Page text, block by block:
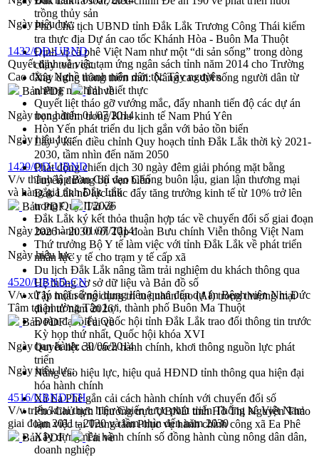
trồng thủy sản
Phó Chủ tịch UBND tỉnh Đắk Lắk Trương Công Thái kiểm
tra thực địa Dự án cao tốc Khánh Hòa - Buôn Ma Thuột
Định vị cà phê Việt Nam như một “di sản sống” trong dòng
chảy toàn cầu
Xây dựng nông thôn mới: Nâng cao đời sống người dân từ
những mô hình thiết thực
Quyết liệt tháo gỡ vướng mắc, đẩy nhanh tiến độ các dự án
trọng điểm trong Khu kinh tế Nam Phú Yên
Hòn Yến phát triển du lịch gắn với bảo tồn biển
Lấy ý kiến điều chỉnh Quy hoạch tỉnh Đắk Lắk thời kỳ 2021-
2030, tầm nhìn đến năm 2050
Phát động chiến dịch 30 ngày đêm giải phóng mặt bằng
Tuyến đường bộ ven biển
Đắk Lắk nỗ lực thúc đẩy tăng trưởng kinh tế từ 10% trở lên
trong Quý II/2026
Đắk Lắk ký kết thỏa thuận hợp tác về chuyển đổi số giai đoạn
2026 – 2030 với Tập đoàn Bưu chính Viễn thông Việt Nam
Thứ trưởng Bộ Y tế làm việc với tỉnh Đắk Lắk về phát triển
nhân lực y tế cho trạm y tế cấp xã
Du lịch Đắk Lắk nâng tầm trải nghiệm du khách thông qua
Hệ thống cơ sở dữ liệu và Bản đồ số
Tập huấn ứng dụng trí tuệ nhân tạo (AI) trong thương mại
điện tử năm 2026
Đoàn đại biểu Quốc hội tỉnh Đắk Lắk trao đổi thông tin trước
Kỳ họp thứ nhất, Quốc hội khóa XVI
Quyết liệt cải cách hành chính, khơi thông nguồn lực phát
triển
Nâng cao hiệu lực, hiệu quả HĐND tỉnh thông qua hiện đại
hóa hành chính
Xã Ea Phê gắn cải cách hành chính với chuyển đổi số
Phó Chủ tịch Thường trực UBND tỉnh Hồ Thị Nguyên Thảo
làm việc tại Trung tâm Phục vụ hành chính công xã Ea Phê
Xây dựng nền hành chính số đồng hành cùng nông dân dân,
doanh nghiệp
Ngày hiệu lực:
1432/QĐ-UBND
Quyết định về việc tạm ứng ngân sách tỉnh năm 2014 cho Trường
Cao đẳng Nghề thanh niên dân tộc Tây nguyên
Bản PDF
Tải về
Ngày ban hành:01/07/2014
Ngày hiệu lực:
1429/QD-UBND
V/v thành lập Ban Chỉ đạo Chống buôn lậu, gian lận thương mại
và hàng giả tỉnh Đắk Lắk
Bản PDF
Tải về
Ngày ban hành:01/07/2014
Ngày hiệu lực:
4520/UBND-CN
V/v xử lý một số nội dung liên quan đến dự án Bệnh viện Nhi Đức
Tâm tại phường Tân Lợi, thành phố Buôn Ma Thuột
Bản PDF
Tải về
Ngày ban hành:30/06/2014
Ngày hiệu lực:
4516/UBND-TH
V/v triển khai thực hiện Chiến lược phát triển Thống kê Việt Nam
giai đoạn 2011 - 2020 và tầm nhìn đến năm 2030
Bản PDF
Tải về